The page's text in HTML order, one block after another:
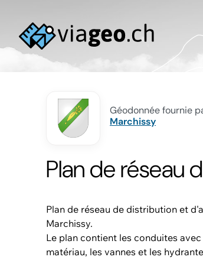
Géodonnée fournie
Marchissy
Plan de réseau
Plan de réseau de distribution et
Marchissy.
Le plan contient les conduites
matériau, les vannes et les